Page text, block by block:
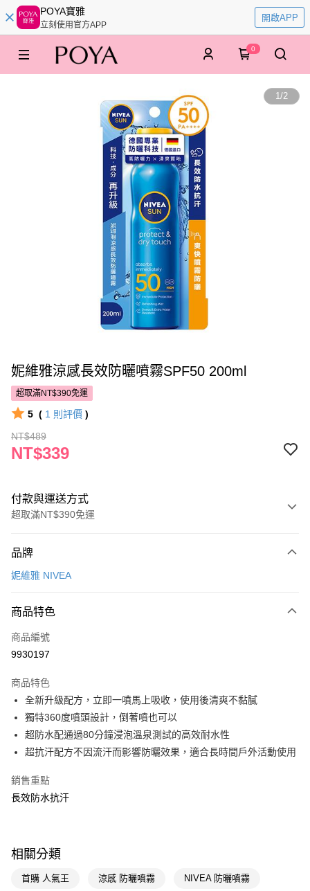
POYA寶雅
立刻使用官方APP
開啟APP
0
1/2
妮維雅涼感長效防曬噴霧SPF50 200ml
超取滿NT$390免運
5 ( 1 則評價 )
NT$489
NT$339
付款與運送方式
超取滿NT$390免運
POYA支付
超商取貨付款
LINE Pay
街口支付
悠遊付
Google Pay
相關說明
【關於「AFTEE先享後付」】
２．便利：只要手機號碼，簡訊認證，即可結帳。
３．安心：先確認商品／服務後，再付款。
【「AFTEE先享後付」結帳流程】
每筆NT$65，滿NT$390(含以上)免運費
品牌
妮維雅 NIVEA
商品特色
商品編號
9930197
商品特色
全新升級配方，立即一噴馬上吸收，使用後清爽不黏膩
獨特360度噴頭設計，倒著噴也可以
超防水配通過80分鐘浸泡溫泉測試的高效耐水性
超抗汗配方不因流汗而影響防曬效果，適合長時間戶外活動使用
銷售重點
長效防水抗汗
相關分類
首購 人氣王 涼感 防曬噴霧 NIVEA 防曬噴霧